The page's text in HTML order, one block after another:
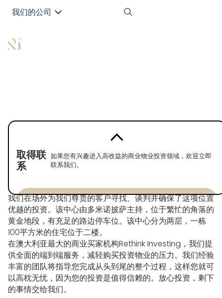
我们的公司
永久产权便利中心的机会
我们在场外为我们尊贵的客户寻找、谈判并确保了这项位置
优越的投资。该中心由多米诺披萨主持，位于繁忙的角落的
黄金地段，有充足的路边停车位。该中心分为两层，一栋
100平方米的住宅位于二楼。
在澳大利亚最大的商业买家机构Rethink Investing，我们提
供全面的端到端服务，减轻购买投资物业的压力。我们经验
丰富的团队将指导您完成从头到尾的整个过程，这样您就可
以高枕无忧，因为您的投资是值得信赖的。放心投资，剩下
的事情交给我们。
取得联
系
如果您有兴趣进入高收益的商业物业投资领域，欢迎立即
联系我们。
Enquire now
Enquire now